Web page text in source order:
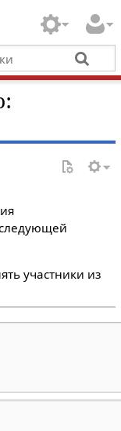
участники из